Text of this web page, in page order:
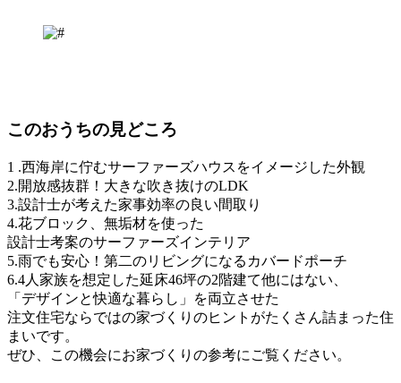
このおうちの見どころ
1 .西海岸に佇むサーファーズハウスをイメージした外観
2.開放感抜群！大きな吹き抜けのLDK
3.設計士が考えた家事効率の良い間取り
4.花ブロック、無垢材を使った
設計士考案のサーファーズインテリア
5.雨でも安心！第二のリビングになるカバードポーチ
6.4人家族を想定した延床46坪の2階建て他にはない、
「デザインと快適な暮らし」を両立させた
注文住宅ならではの家づくりのヒントがたくさん詰まった住
まいです。
ぜひ、この機会にお家づくりの参考にご覧ください。